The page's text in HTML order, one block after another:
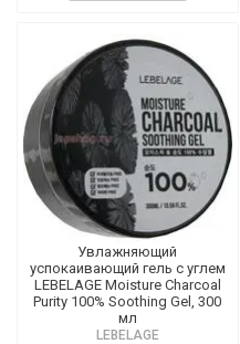
Увлажняющий
успокаивающий гель с углем
LEBELAGE Moisture Charcoal
Purity 100% Soothing Gel, 300
мл
LEBELAGE